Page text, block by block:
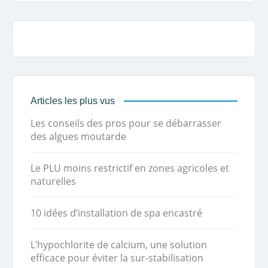
Articles les plus vus
Les conseils des pros pour se débarrasser
des algues moutarde
Le PLU moins restrictif en zones agricoles et
naturelles
10 idées d’installation de spa encastré
L’hypochlorite de calcium, une solution
efficace pour éviter la sur-stabilisation